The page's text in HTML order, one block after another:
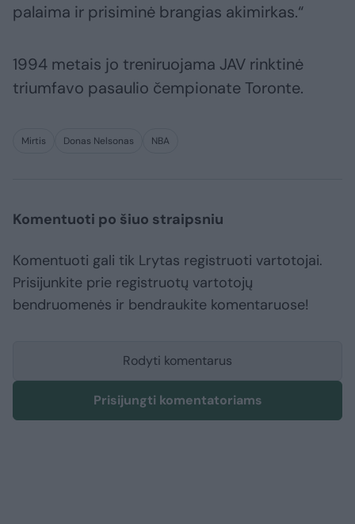
palaima ir prisiminė brangias akimirkas.“
1994 metais jo treniruojama JAV rinktinė
triumfavo pasaulio čempionate Toronte.
Mirtis Donas Nelsonas NBA
Komentuoti po šiuo straipsniu
Komentuoti gali tik Lrytas registruoti vartotojai.
Prisijunkite prie registruotų vartotojų
bendruomenės ir bendraukite komentaruose!
Rodyti komentarus
Prisijungti komentatoriams